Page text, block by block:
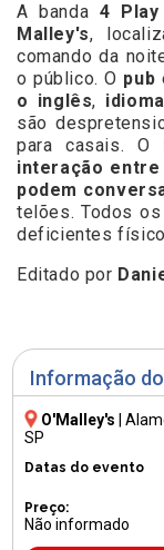
Informação
O'Malley's |
SP
Datas do evento
Preço:
Não informado
A banda 4 Play
Malley's,
comando da
o público. O pub
o inglês,
são
para casais. O
interação entre
podem
telões. Todos
deficientes
Editado por